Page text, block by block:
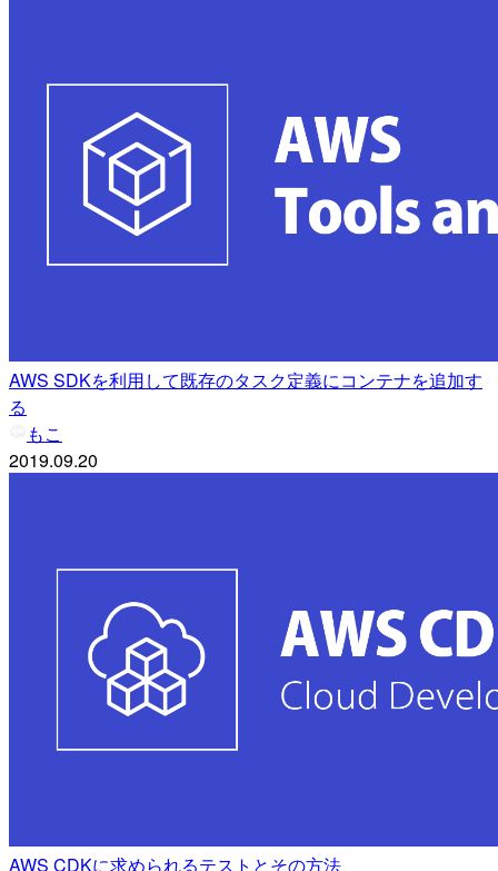
AWS SDKを利用して既存のタスク定義にコンテナを追加す
る
もこ
2019.09.20
AWS CDKに求められるテストとその方法